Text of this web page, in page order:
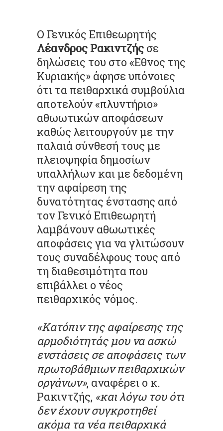
Ο Γενικός Επιθεωρητής
Λέανδρος Ρακιντζής σε
δηλώσεις του στο «Εθνος της
Κυριακής» άφησε υπόνοιες
ότι τα πειθαρχικά συμβούλια
αποτελούν «πλυντήριο»
αθωωτικών αποφάσεων
καθώς λειτουργούν με την
παλαιά σύνθεσή τους με
πλειοψηφία δημοσίων
υπαλλήλων και με δεδομένη
την αφαίρεση της
δυνατότητας ένστασης από
τον Γενικό Επιθεωρητή
λαμβάνουν αθωωτικές
αποφάσεις για να γλιτώσουν
τους συναδέλφους τους από
τη διαθεσιμότητα που
επιβάλλει ο νέος
πειθαρχικός νόμος.
«Κατόπιν της αφαίρεσης της
αρμοδιότητάς μου να ασκώ
ενστάσεις σε αποφάσεις των
πρωτοβάθμιων πειθαρχικών
οργάνων», αναφέρει ο κ.
Ρακιντζής, «και λόγω του ότι
δεν έχουν συγκροτηθεί
ακόμα τα νέα πειθαρχικά